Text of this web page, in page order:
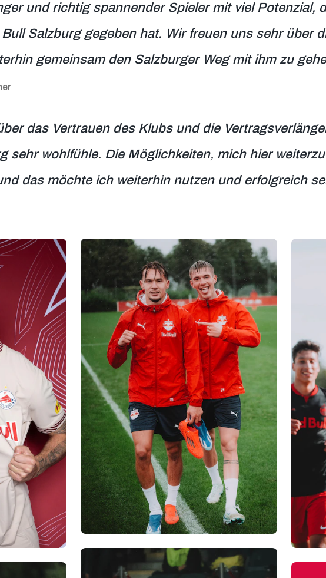
und richtig spannender Spieler mit viel Potenzial,
Salzburg gegeben hat. Wir freuen uns sehr über
gemeinsam den Salzburger Weg mit ihm zu
das Vertrauen des Klubs und die
sehr wohlfühle. Die Möglichkeiten, mich hier
das möchte ich weiterhin nutzen und erfolgreich